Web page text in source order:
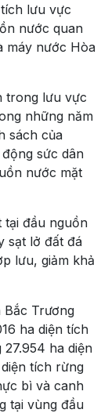
lưu vực
nước quan
máy nước Hòa
trong lưu vực
những năm
sách của
sức dân
nước mặt
tại đầu nguồn
sạt lở đất đá
lưu, giảm khả
Bắc Trương
ha diện tích
ha diện
tích rừng
bì và canh
tại vùng đầu